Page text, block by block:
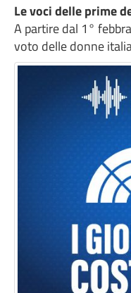
Le voci delle prime
A partire dal 1°
voto delle donne